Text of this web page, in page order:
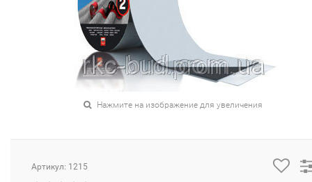
Нажмите на изображение для увеличения
Артикул: 1215